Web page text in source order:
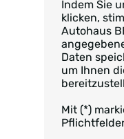
Indem Sie
klicken,
Autohaus
Daten
um Ihnen
Mit (*)